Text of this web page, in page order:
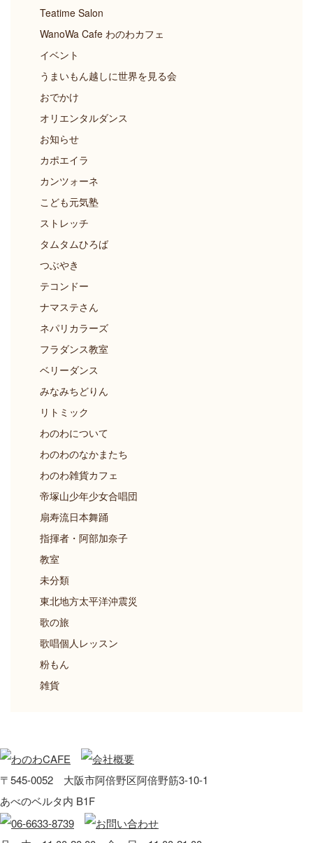
Teatime Salon
WanoWa Cafe わのわカフェ
イベント
うまいもん越しに世界を見る会
おでかけ
オリエンタルダンス
お知らせ
カポエイラ
カンツォーネ
こども元気塾
ストレッチ
タムタムひろば
つぶやき
テコンドー
ナマステさん
ネパリカラーズ
フラダンス教室
ベリーダンス
みなみちどりん
リトミック
わのわについて
わのわのなかまたち
わのわ雑貨カフェ
帝塚山少年少女合唱団
扇寿流日本舞踊
指揮者・阿部加奈子
教室
未分類
東北地方太平洋沖震災
歌の旅
歌唱個人レッスン
粉もん
雑貨
〒545-0052 大阪市阿倍野区阿倍野筋3-10-1
あべのベルタ内 B1F